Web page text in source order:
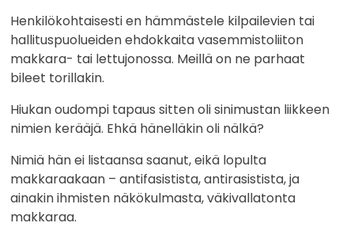
Henkilökohtaisesti en hämmästele kilpailevien tai
hallituspuolueiden ehdokkaita vasemmistoliiton
makkara- tai lettujonossa. Meillä on ne parhaat
bileet torillakin.
Hiukan oudompi tapaus sitten oli sinimustan liikkeen
nimien kerääjä. Ehkä hänelläkin oli nälkä?
Nimiä hän ei listaansa saanut, eikä lopulta
makkaraakaan – antifasistista, antirasistista, ja
ainakin ihmisten näkökulmasta, väkivallatonta
makkaraa.